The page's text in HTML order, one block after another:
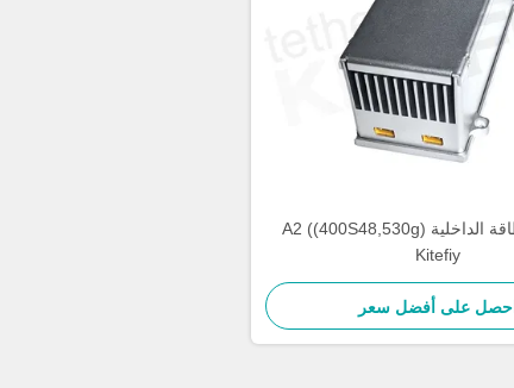
إمدادات الطاقة الداخلية A2 ((400S48,530g)
Kitefiy
احصل على أفضل سعر